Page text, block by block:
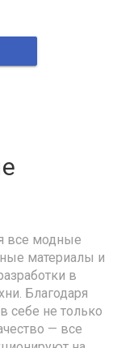
все модные
материалы и
в
Благодаря
себе не только
— все